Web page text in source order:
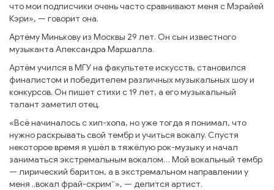
что мои подписчики очень часто сравнивают меня с Мэрайей
Кэри», — говорит она.
Артёму Минькову из Москвы 29 лет. Он сын известного
музыканта Александра Маршалла.
Артём учился в МГУ на факультете искусств, становился
финалистом и победителем различных музыкальных шоу и
конкурсов. Он пишет стихи с 19 лет, а его музыкальный
талант заметил отец.
«Всё начиналось с хип-хопа, но уже тогда я понимал, что
нужно раскрывать свой тембр и учиться вокалу. Спустя
некоторое время я ушёл в тяжёлую рок-музыку и начал
заниматься экстремальным вокалом… Мой вокальный тембр
— лирический баритон, а в экстремальном направлении у
меня „вокал фрай-скрим“», — делится артист.